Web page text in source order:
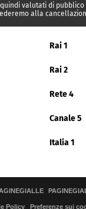
valutati di
alla
Rai 1
Rai 2
Rete 4
Canale 5
Italia 1
Policy Preferenze sui